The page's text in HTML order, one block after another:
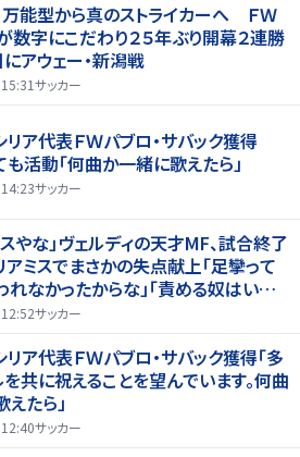
】万能型から真のストライカーへ ＦＷ
数字にこだわり２５年ぶり開幕２連勝
アウェー・新潟戦
サッカー
リア代表ＦＷパブロ・サバック獲得
活動「何曲か一緒に歌えたら」
サッカー
やな」ヴェルディの天才MF、試合終了
アミスでまさかの失点献上「足攣って
れなかったからな」「責める奴はいね
ンからは擁護の声
サッカー
ア代表ＦＷパブロ・サバック獲得「多
共に祝えることを望んでいます。何曲
たら」
サッカー